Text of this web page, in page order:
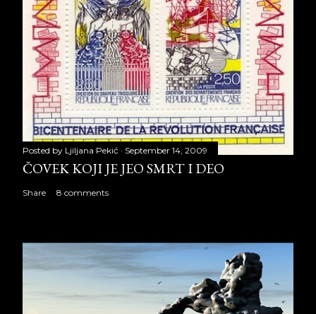
Posted by Ljiljana Pekić September 14, 2009
ČOVEK KOJI JE JEO SMRT I DEO
Share 8 comments